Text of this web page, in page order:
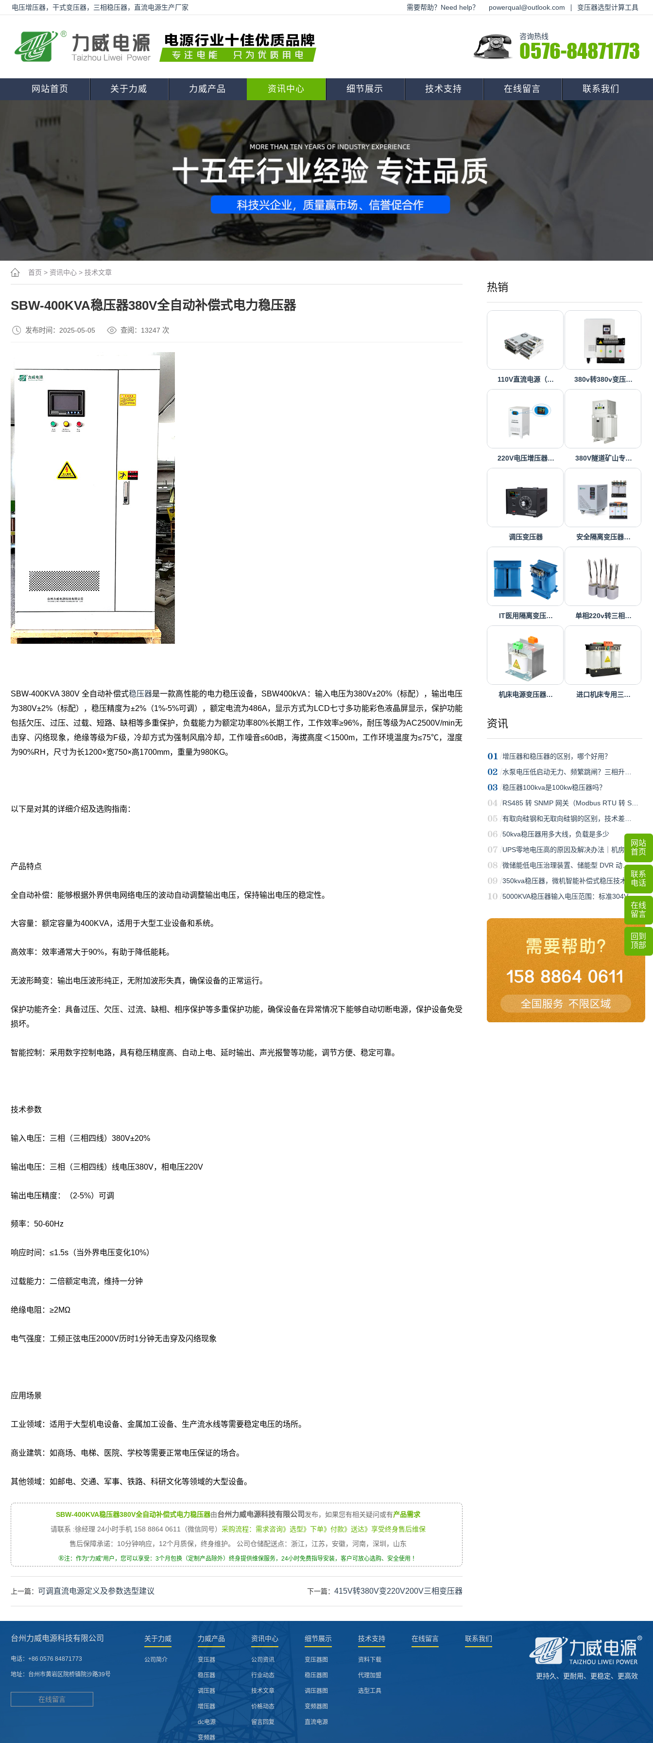
电压增压器，干式变压器，三相稳压器，直流电源生产厂家 需要帮助？Need help？ powerqual@outlook.com 变压器选型计算工具
咨询热线
0576-84871773
网站首页 关于力威 力威产品 资讯中心 细节展示 技术支持 在线留言 联系我们
热销
110V直流电源（… 380v转380v变压…
220V电压增压器… 380V隧道矿山专…
调压变压器 安全隔离变压器…
IT医用隔离变压… 单相220v转三相…
机床电源变压器… 进口机床专用三…
资讯
增压器和稳压器的区别，哪个好用？
水泵电压低启动无力、频繁跳闸？三相升…
稳压器100kva是100kw稳压器吗？
RS485 转 SNMP 网关（Modbus RTU 转 S…
有取向硅钢和无取向硅钢的区别，技术差…
50kva稳压器用多大线，负载是多少
UPS零地电压高的原因及解决办法｜机房…
微储能低电压治理装置、储能型 DVR 动…
350kva稳压器，微机智能补偿式稳压技术…
5000KVA稳压器输入电压范围：标准304V…
首页 > 资讯中心 > 技术文章
SBW-400KVA稳压器380V全自动补偿式电力稳压器
发布时间：2025-05-05 查阅：13247 次
SBW-400KVA 380V 全自动补偿式稳压器‌是一款高性能的电力稳压设备，SBW400kVA‌：输入电压为380V±20%（标配），输出电压
为380V±2%（标配），稳压精度为±2%（1%-5%可调），额定电流为486A，显示方式为LCD七寸多功能彩色液晶屏显示，保护功能
包括欠压、过压、过载、短路、缺相等多重保护，负载能力为额定功率80%长期工作，工作效率≥96%，耐压等级为AC2500V/min无
击穿、闪络现象，绝缘等级为F级，冷却方式为强制风扇冷却，工作噪音≤60dB，海拔高度＜1500m，工作环境温度为≤75℃，湿度
为90%RH，尺寸为长1200×宽750×高1700mm，重量为980KG。
以下是对其的详细介绍及选购指南：
产品特点
全自动补偿‌：能够根据外界供电网络电压的波动自动调整输出电压，保持输出电压的稳定性。
大容量‌：额定容量为400KVA，适用于大型工业设备和系统。
高效率‌：效率通常大于90%，有助于降低能耗。
无波形畸变‌：输出电压波形纯正，无附加波形失真，确保设备的正常运行。
保护功能齐全‌：具备过压、欠压、过流、缺相、相序保护等多重保护功能，确保设备在异常情况下能够自动切断电源，保护设备免受
损坏。
智能控制‌：采用数字控制电路，具有稳压精度高、自动上电、延时输出、声光报警等功能，调节方便、稳定可靠。
技术参数
输入电压‌：三相（三相四线）380V±20%
输出电压‌：三相（三相四线）线电压380V，相电压220V
输出电压精度‌：（2-5%）可调
频率‌：50-60Hz
响应时间‌：≤1.5s（当外界电压变化10%）
过载能力‌：二倍额定电流，维持一分钟
绝缘电阻‌：≥2MΩ
电气强度‌：工频正弦电压2000V历时1分钟无击穿及闪络现象
应用场景
工业领域‌：适用于大型机电设备、金属加工设备、生产流水线等需要稳定电压的场所。
商业建筑‌：如商场、电梯、医院、学校等需要正常电压保证的场合。
其他领域‌：如邮电、交通、军事、铁路、科研文化等领域的大型设备。
SBW-400KVA稳压器380V全自动补偿式电力稳压器由台州力威电源科技有限公司发布，如果您有相关疑问或有产品需求
请联系 :徐经理 24小时手机 158 8864 0611（微信同号） 采购流程：需求咨询》选型》下单》付款》送达》享受终身售后维保
售后保障承诺：10分钟响应，12个月质保，终身维护。 公司仓储配送点：浙江，江苏，安徽，河南，深圳，山东
®注：作为“力威”用户，您可以享受：3个月包换（定制产品除外）终身提供维保服务，24小时免费指导安装，客户可放心选购、安全使用 ！
上一篇： 可调直流电源定义及参数选型建议 下一篇： 415V转380V变220V200V三相变压器
台州力威电源科技有限公司
电话： +86 0576 84871773
地址： 台州市黄岩区院桥镇院沙路39号
在线留言
关于力威
公司简介
力威产品
变压器
稳压器
调压器
增压器
dc电源
变频器
资讯中心
公司资讯
行业动态
技术文章
价格动态
留言回复
细节展示
变压器图
稳压器图
调压器图
变频器图
直流电源
技术支持
资料下载
代理加盟
选型工具
在线留言 联系我们
更持久、更耐用、更稳定、更高效
网站
首页
联系
电话
在线
留言
回到
顶部